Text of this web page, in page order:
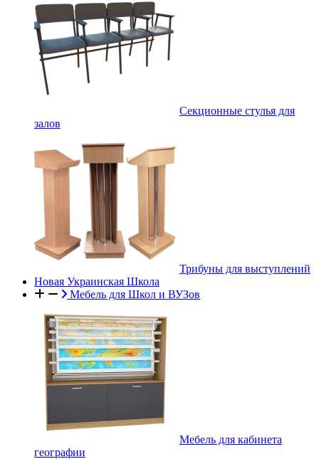
Секционные стулья для
залов
Трибуны для выступлений
Новая Украинская Школа
Мебель для Школ и ВУЗов
Мебель для кабинета
географии